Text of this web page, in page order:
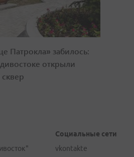
Патрокла» забилось:
открыли
Социальные сети
vkontakte